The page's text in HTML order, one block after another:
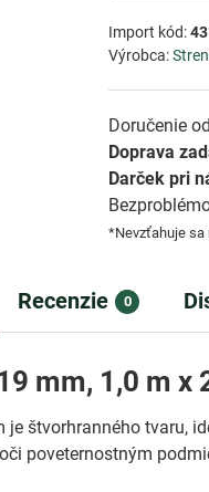
Import kód:
Výrobca:
Doručenie
Doprava
Darček pri
*Nevzťahuje
Recenzie 0
mm, 1,0 m x
štvorhranného tvaru,
poveternostným